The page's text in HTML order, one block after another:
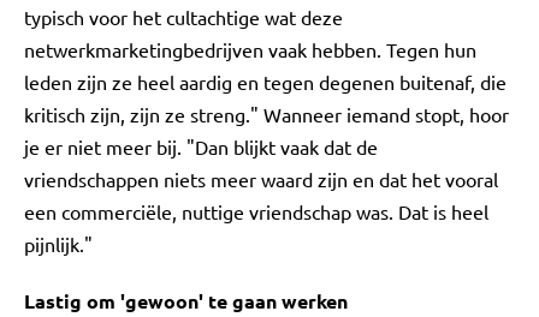
typisch voor het cultachtige wat deze
netwerkmarketingbedrijven vaak hebben. Tegen hun
leden zijn ze heel aardig en tegen degenen buitenaf, die
kritisch zijn, zijn ze streng." Wanneer iemand stopt, hoor
je er niet meer bij. "Dan blijkt vaak dat de
vriendschappen niets meer waard zijn en dat het vooral
een commerciële, nuttige vriendschap was. Dat is heel
pijnlijk."
Lastig om 'gewoon' te gaan werken